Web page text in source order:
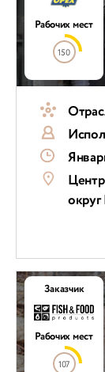
Рабочих мест
150
Заказчик
Рабочих мест
107